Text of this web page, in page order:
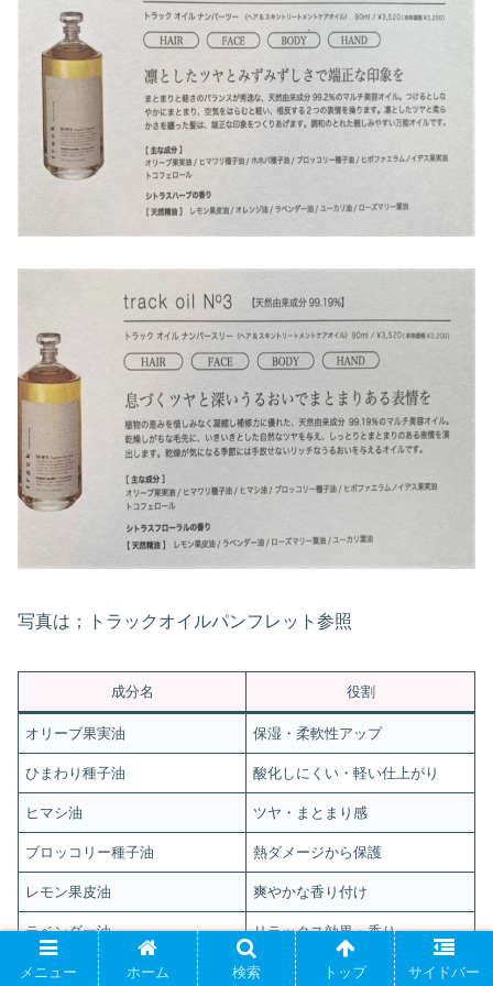
写真は；トラックオイルパンフレット参照
成分名 役割
オリーブ果実油 保湿・柔軟性アップ
ひまわり種子油 酸化しにくい・軽い仕上がり
ヒマシ油 ツヤ・まとまり感
ブロッコリー種子油 熱ダメージから保護
レモン果皮油 爽やかな香り付け
ラベンダー油 リラックス効果・香り
トコフェロール（ビタミンE） 酸化防止
メニュー ホーム 検索 トップ サイドバー